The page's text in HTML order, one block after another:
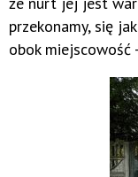
przekonamy, się
obok miejscowość -